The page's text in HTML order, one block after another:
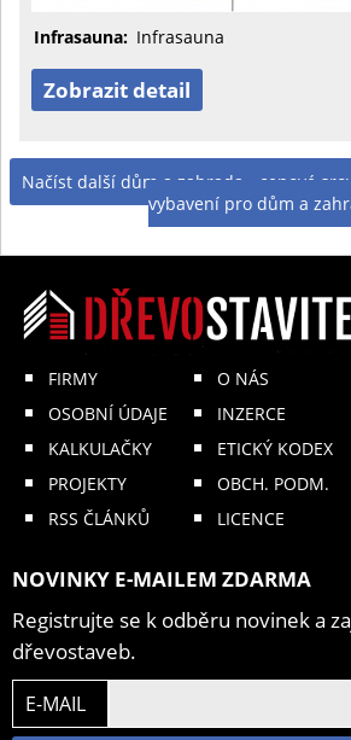
Infrasauna: Infrasauna
Zobrazit detail
Načíst další dům a zahrada - cenové
vybavení pro dům a
FIRMY
OSOBNÍ ÚDAJE
KALKULAČKY
PROJEKTY
RSS ČLÁNKŮ
O NÁS
INZERCE
ETICKÝ KODEX
OBCH. PODM.
LICENCE
NOVINKY E-MAILEM ZDARMA
Registrujte se k odběru novinek a
dřevostaveb.
E-MAIL